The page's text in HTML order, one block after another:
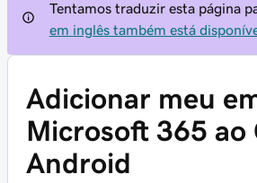
Tentamos traduzir esta página
em inglês também está
Adicionar meu
Microsoft 365 ao
Android